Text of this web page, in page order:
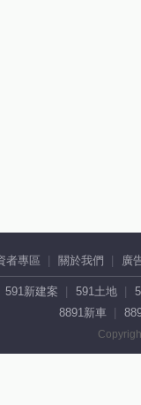
者專區 關於我們 廣
591新建案 591土地
8891新車